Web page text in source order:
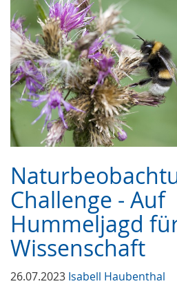
Challenge - Auf
Hummeljagd
Wissenschaft
26.07.2023 Isabell Haubenthal